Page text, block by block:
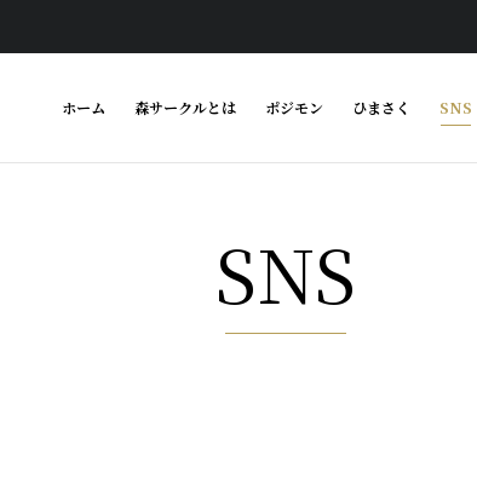
ホーム 森サークルとは ポジモン ひまさく SNS
SNS